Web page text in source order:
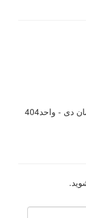
دی - واحد404